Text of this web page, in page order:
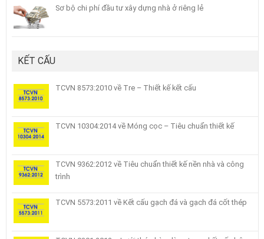
Sơ bộ chi phí đầu tư xây dựng nhà ở riêng lẻ
KẾT CẤU
TCVN 8573:2010 về Tre – Thiết kế kết cấu
TCVN 10304:2014 về Móng cọc – Tiêu chuẩn thiết kế
TCVN 9362:2012 về Tiêu chuẩn thiết kế nền nhà và công
trình
TCVN 5573:2011 về Kết cấu gạch đá và gạch đá cốt thép